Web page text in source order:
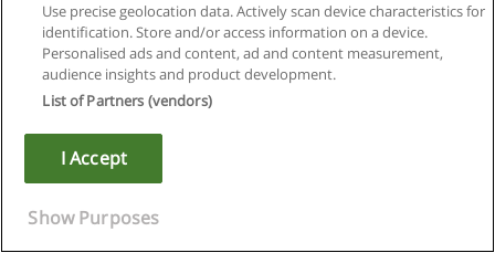
Regulamin
Polityka ochrony danych osobowych
Copyright © Educaedu Business S.L. - CIF : B-95610580: -
Use precise geolocation data. Actively scan device characteristics for
identification. Store and/or access information on a device.
Personalised ads and content, ad and content measurement,
audience insights and product development.
List of Partners (vendors)
I Accept
Show Purposes